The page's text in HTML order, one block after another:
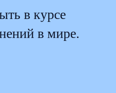
в курсе
в мире.